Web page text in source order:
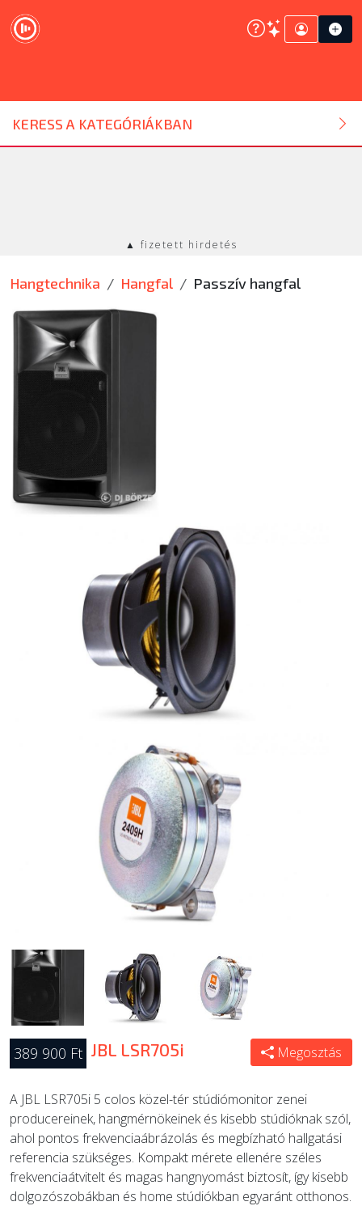
KERESS A KATEGÓRIÁKBAN
DJ ESZKÖZ
HANGTECHNIKA
EGYÉB
SZOLGÁLTATÁSOK
ÚJ TERMÉKEK
▲ fizetett hirdetés
Hangtechnika Hangfal Passzív hangfal
389 900 Ft JBL LSR705i Megosztás
A JBL LSR705i 5 colos közel-tér stúdiómonitor zenei
producereinek, hangmérnökeinek és kisebb stúdióknak szól,
ahol pontos frekvenciaábrázolás és megbízható hallgatási
referencia szükséges. Kompakt mérete ellenére széles
frekvenciaátvitelt és magas hangnyomást biztosít, így kisebb
dolgozószobákban és home stúdiókban egyaránt otthonos.